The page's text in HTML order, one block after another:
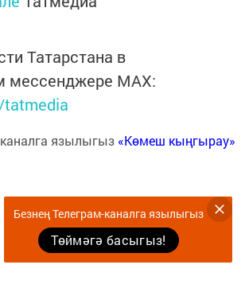
Татарстана в
мессенджере MАХ:
язылыгыз «Көмеш кыңгырау»
Безнең Телеграм-каналга язылыгыз
Төймәгә басыгыз!